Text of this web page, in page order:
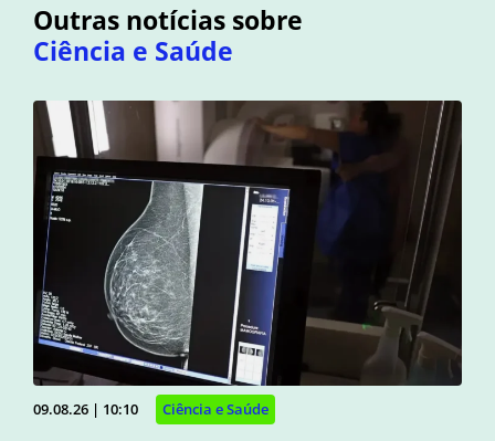
Outras notícias sobre
Ciência e Saúde
09.08.26 | 10:10 Ciência e Saúde